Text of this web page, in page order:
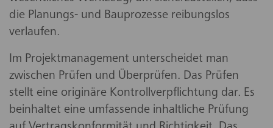
die Planungs- und Bauprozesse reibungslos
verlaufen.
Im Projektmanagement unterscheidet man
zwischen Prüfen und Überprüfen. Das Prüfen
stellt eine originäre Kontrollverpflichtung dar. Es
beinhaltet eine umfassende inhaltliche Prüfung